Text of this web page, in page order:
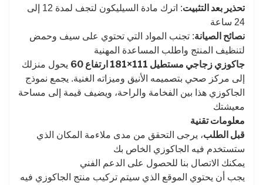
تحذير بعد التثبيت
: اترك مادة السيليكون لتجف لمدة 12 إلى
24 ساعة
نصائح الصيانة: تجنب المواد التي تحتوي على سيف وحمض
لتنظيف المنتج واطلب المساعدة المهنية
جاكوزي زجاجي مستطيل 111×181 ارتفاع 60
يحول منزلك
إلى مركز صحي بتصميمه الأنيق وميزاته الغنية. يجمع نموذج
الجاكوزي هذا بين الفخامة والراحة، ويضيف قيمة إلى مساحة
معيشتك
معلومات تقنية
قبل الطلب، يرجى التحقق من مدى ملاءمة المكان الذي
ستستخدم فيه الجاكوزي الخاص بك
يمكنك الاتصال بنا للحصول على الدعم الفني
يجب أن يحتوي الموقع الذي سيتم تركيب منتج الجاكوزي فيه